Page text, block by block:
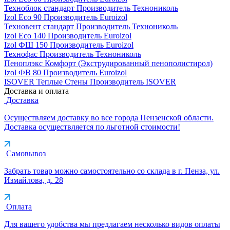
Техноблок стандарт Производитель Технониколь
Izol Eco 90 Производитель Euroizol
Техновент стандарт Производитель Технониколь
Izol Eco 140 Производитель Euroizol
Izol ФШ 150 Производитель Euroizol
Технофас Производитель Технониколь
Пеноплэкс Комфорт (Экструдированный пенополистирол)
Izol ФВ 80 Производитель Euroizol
ISOVER Теплые Стены Производитель ISOVER
Доставка и оплата
Доставка
Осуществляем доставку во все города Пензенской области.
Доставка осуществляется по льготной стоимости!
Самовывоз
Забрать товар можно самостоятельно со склада в г. Пенза, ул.
Измайлова, д. 28
Оплата
Для вашего удобства мы предлагаем несколько видов оплаты